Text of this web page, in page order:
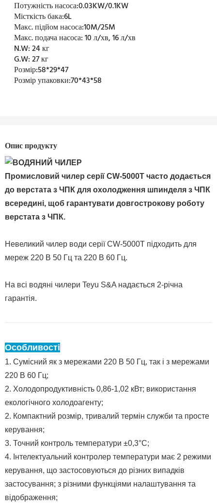
Потужність насоса:0.03KW/0.1KW
Місткість бака:6L
Макс. підйом насоса:10M/25M
Макс. подача насоса:10 л/хв, 16 л/хв
N.W:24 кг
G.W:27 кг
Розмір:58*29*47
Розмір упаковки:70*43*58
Опис продукту
Промисловий чилер серії CW-5000T часто додається
до верстата з ЧПК для охолодження шпинделя з ЧПК
всередині, щоб гарантувати довгострокову роботу
верстата з ЧПК.
Невеликий чилер води серії CW-5000T підходить для
мереж 220 В 50 Гц та 220 В 60 Гц.
На всі водяні чилери Teyu S&A надається 2-річна
гарантія.
Особливості
1. Сумісний як з мережами 220 В 50 Гц, так і з мережами
220 В 60 Гц;
2. Холодопродуктивність 0,86-1,02 кВт; використання
екологічного холодоагенту;
2. Компактний розмір, тривалий термін служби та просте
керування;
3. Точний контроль температури ±0,3°C;
4. Інтелектуальний контролер температури має 2 режими
керування, що застосовуються до різних випадків
застосування; з різними функціями налаштування та
відображення;